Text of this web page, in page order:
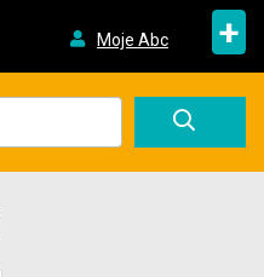
Moje Abc +